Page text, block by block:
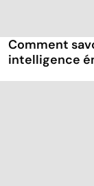
Comment
intelligence